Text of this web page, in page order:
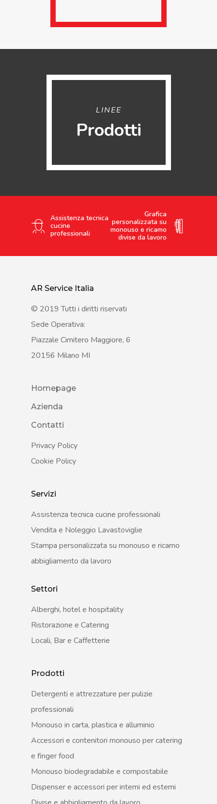
LINEE
Prodotti
Assistenza tecnica
cucine
professionali
Grafica
personalizzata su
monouso e ricamo
divise da lavoro
AR Service Italia
© 2019 Tutti i diritti riservati
Sede Operativa:
Piazzale Cimitero Maggiore, 6
20156 Milano MI
Homepage
Azienda
Contatti
Privacy Policy
Cookie Policy
Servizi
Assistenza tecnica cucine professionali
Vendita e Noleggio Lavastoviglie
Stampa personalizzata su monouso e ricamo
abbigliamento da lavoro
Settori
Alberghi, hotel e hospitality
Ristorazione e Catering
Locali, Bar e Caffetterie
Prodotti
Detergenti e attrezzature per pulizie
professionali
Monouso in carta, plastica e alluminio
Accessori e contenitori monouso per catering
e finger food
Monouso biodegradabile e compostabile
Dispenser e accessori per interni ed esterni